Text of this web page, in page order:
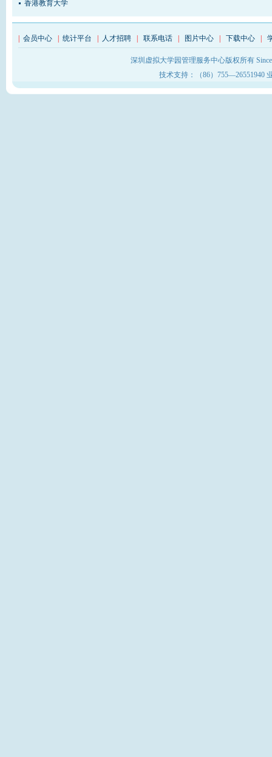
香港教育大学
| 会员中心 | 统计平台 | 人才招聘 | 联系电话 | 图片中心 | 下载中心 |
深圳虚拟大学园管理服务中心版权所有
技术支持：（86）755—26551940